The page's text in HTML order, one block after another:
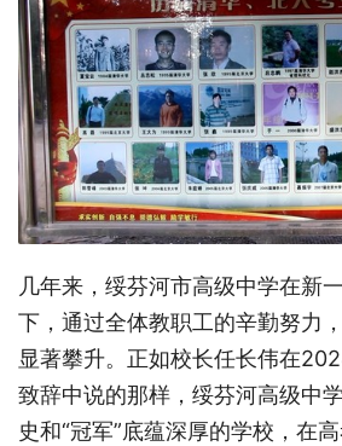
几年来，绥芬河市高级中学在新
下，通过全体教职工的辛勤努力
显著攀升。正如校长任长伟在
致辞中说的那样，绥芬河高级中
史和“冠军”底蕴深厚的学校，在